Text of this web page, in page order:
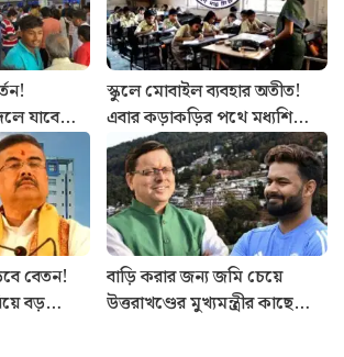
যাবে
স্কুলে মোবাইল ব্যবহার অতীত!
এবার কড়াকড়ির পথে মধ্যশিক্ষা
পর্ষদ, জারি বিজ্ঞপ্তি
বেতন!
বড়
বাড়ি করার জন্য জমি চেয়ে
উত্তরাখণ্ডের মুখ্যমন্ত্রীর কাছে